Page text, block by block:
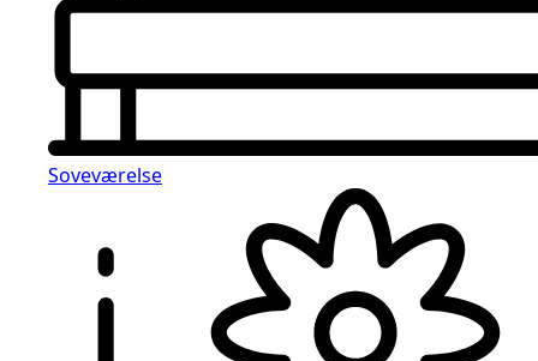
Soveværelse